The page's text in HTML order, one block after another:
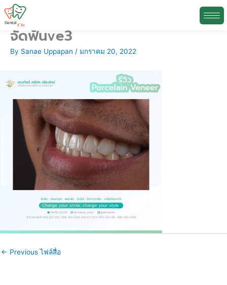
Skip
content
จัดฟันve3
By Sanae Uppapan / มกราคม 20, 2022
← Previous ไฟล์สื่อ
N
e
A